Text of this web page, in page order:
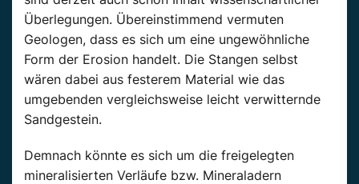
Überlegungen. Übereinstimmend vermuten
Geologen, dass es sich um eine ungewöhnliche
Form der Erosion handelt. Die Stangen selbst
wären dabei aus festerem Material wie das
umgebenden vergleichsweise leicht verwitternde
Sandgestein.
Demnach könnte es sich um die freigelegten
mineralisierten Verläufe bzw. Mineraladern